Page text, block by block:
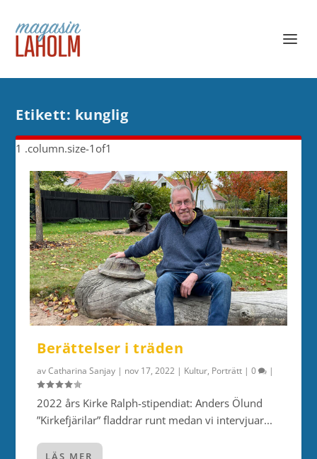
Etikett: kunglig
Berättelser i träden
avCatharina Sanjay | nov 17, 2022 | Kultur, Porträtt |0 |
2022 års Kirke Ralph-stipendiat: Anders Ölund
”Kirkefjärilar” fladdrar runt medan vi intervjuar...
LÄS MER